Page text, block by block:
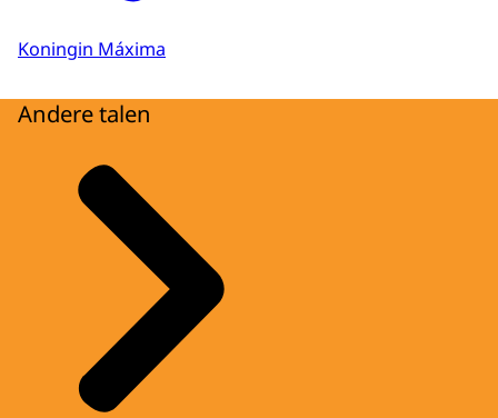
Koningin Máxima
Andere talen